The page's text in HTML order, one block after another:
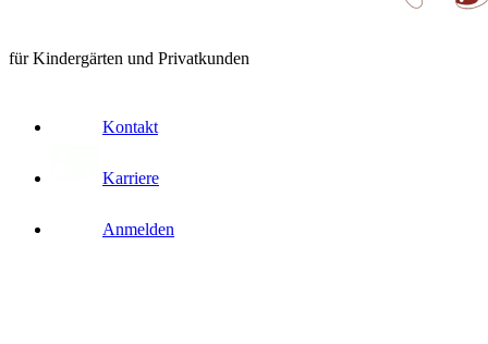
für Kindergärten und Privatkunden
Kontakt
Karriere
Anmelden